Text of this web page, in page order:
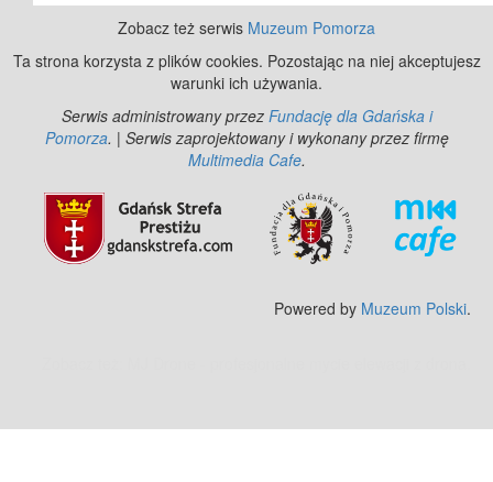
Zobacz też serwis Muzeum Pomorza
Ta strona korzysta z plików cookies. Pozostając na niej akceptujesz
warunki ich używania.
Serwis administrowany przez Fundację dla Gdańska i
Pomorza. | Serwis zaprojektowany i wykonany przez firmę
Multimedia Cafe.
Powered by Muzeum Polski.